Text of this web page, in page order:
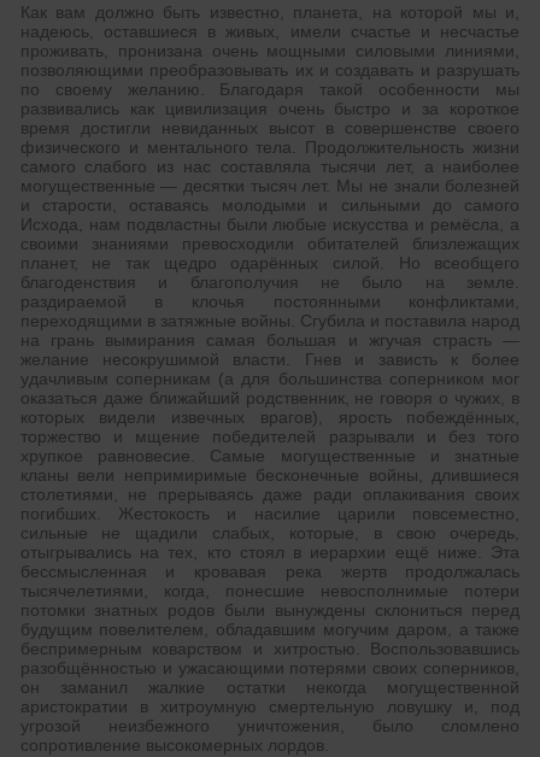
Как вам должно быть известно, планета, на которой мы и,
надеюсь, оставшиеся в живых, имели счастье и несчастье
проживать, пронизана очень мощными силовыми линиями,
позволяющими преобразовывать их и создавать и разрушать
по своему желанию. Благодаря такой особенности мы
развивались как цивилизация очень быстро и за короткое
время достигли невиданных высот в совершенстве своего
физического и ментального тела. Продолжительность жизни
самого слабого из нас составляла тысячи лет, а наиболее
могущественные — десятки тысяч лет. Мы не знали болезней
и старости, оставаясь молодыми и сильными до самого
Исхода, нам подвластны были любые искусства и ремёсла, а
своими знаниями превосходили обитателей близлежащих
планет, не так щедро одарённых силой. Но всеобщего
благоденствия и благополучия не было на земле.
раздираемой в клочья постоянными конфликтами,
переходящими в затяжные войны. Cгубила и поставила народ
на грань вымирания самая большая и жгучая страсть —
желание несокрушимой власти. Гнев и зависть к более
удачливым соперникам (а для большинства соперником мог
оказаться даже ближайший родственник, не говоря о чужих, в
которых видели извечных врагов), ярость побеждённых,
торжество и мщение победителей разрывали и без того
хрупкое равновесие. Самые могущественные и знатные
кланы вели непримиримые бесконечные войны, длившиеся
столетиями, не прерываясь даже ради оплакивания своих
погибших. Жестокость и насилие царили повсеместно,
сильные не щадили слабых, которые, в свою очередь,
отыгрывались на тех, кто стоял в иерархии ещё ниже. Эта
бессмысленная и кровавая река жертв продолжалась
тысячелетиями, когда, понесшие невосполнимые потери
потомки знатных родов были вынуждены склониться перед
будущим повелителем, обладавшим могучим даром, а также
беспримерным коварством и хитростью. Воспользовавшись
разобщённостью и ужасающими потерями своих соперников,
он заманил жалкие остатки некогда могущественной
аристократии в хитроумную смертельную ловушку и, под
угрозой неизбежного уничтожения, было сломлено
сопротивление высокомерных лордов.